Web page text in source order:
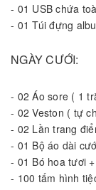
- 01 USB chứa
- 01 Túi đựng
NGÀY CƯỚI:
- 02 Áo sore ( 1
- 02 Veston ( tự
- 02 Lần trang
- 01 Bộ áo dài
- 01 Bó hoa tươi
- 100 tấm hình